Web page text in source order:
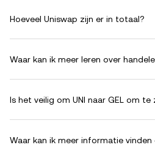
Hoeveel Uniswap zijn er in totaal?
Waar kan ik meer leren over
Is het veilig om UNI naar GEL om te
Waar kan ik meer informatie vinden